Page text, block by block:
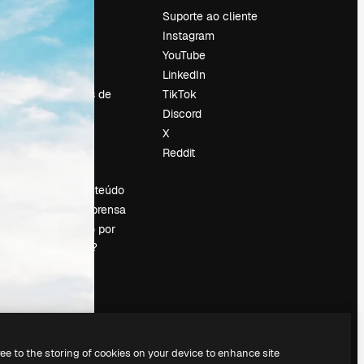
Preços
Sobre nós
Emprego
Tendências de
pesquisa
Vender conteúdo
Sala de imprensa
Procurando por
magnific.ai?
Suporte ao cliente
Instagram
YouTube
LinkedIn
TikTok
Discord
X
Reddit
to the storing of cookies on your device to enhance site